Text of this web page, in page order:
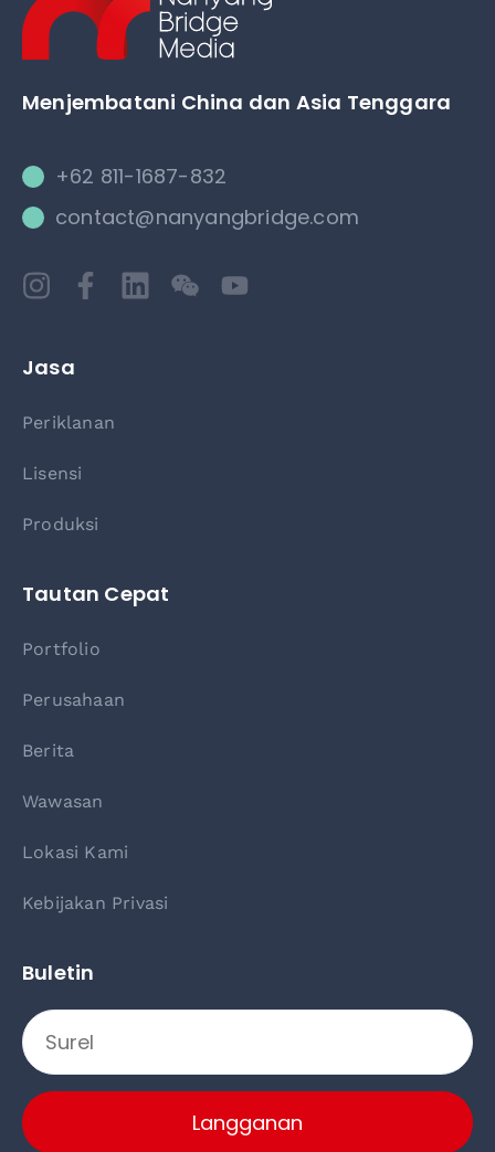
Menjembatani China dan Asia Tenggara
+62 811-1687-832
contact@nanyangbridge.com
Jasa
Periklanan
Lisensi
Produksi
Tautan Cepat
Portfolio
Perusahaan
Berita
Wawasan
Lokasi Kami
Kebijakan Privasi
Buletin
Langganan